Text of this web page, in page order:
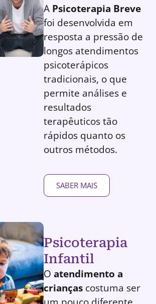
A Psicoterapia Breve
foi desenvolvida em
resposta a pressão de
longos atendimentos
psicoterápicos
tradicionais, o que
permite análises e
resultados
terapêuticos tão
rápidos quanto os
outros métodos.
SABER MAIS
Psicoterapia
Infantil
O atendimento a
crianças costuma ser